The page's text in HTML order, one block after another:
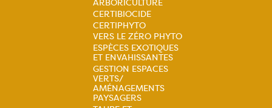
Navigation
principale
ARBORICULTURE
CERTIBIOCIDE
CERTIPHYTO
VERS LE ZÉRO PHYTO
ESPÈCES EXOTIQUES
ET ENVAHISSANTES
GESTION ESPACES
VERTS/
AMÉNAGEMENTS
PAYSAGERS